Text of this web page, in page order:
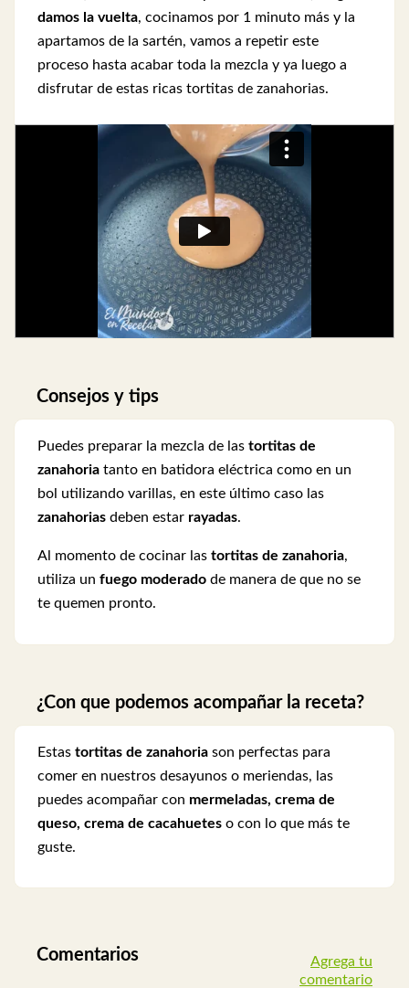
damos la vuelta, cocinamos por 1 minuto más y la
apartamos de la sartén, vamos a repetir este
proceso hasta acabar toda la mezcla y ya luego a
disfrutar de estas ricas tortitas de zanahorias.
Consejos y tips
Puedes preparar la mezcla de las tortitas de
zanahoria tanto en batidora eléctrica como en un
bol utilizando varillas, en este último caso las
zanahorias deben estar rayadas.
Al momento de cocinar las tortitas de zanahoria,
utiliza un fuego moderado de manera de que no se
te quemen pronto.
¿Con que podemos acompañar la receta?
Estas tortitas de zanahoria son perfectas para
comer en nuestros desayunos o meriendas, las
puedes acompañar con mermeladas, crema de
queso, crema de cacahuetes o con lo que más te
guste.
Comentarios
Agrega tu
comentario